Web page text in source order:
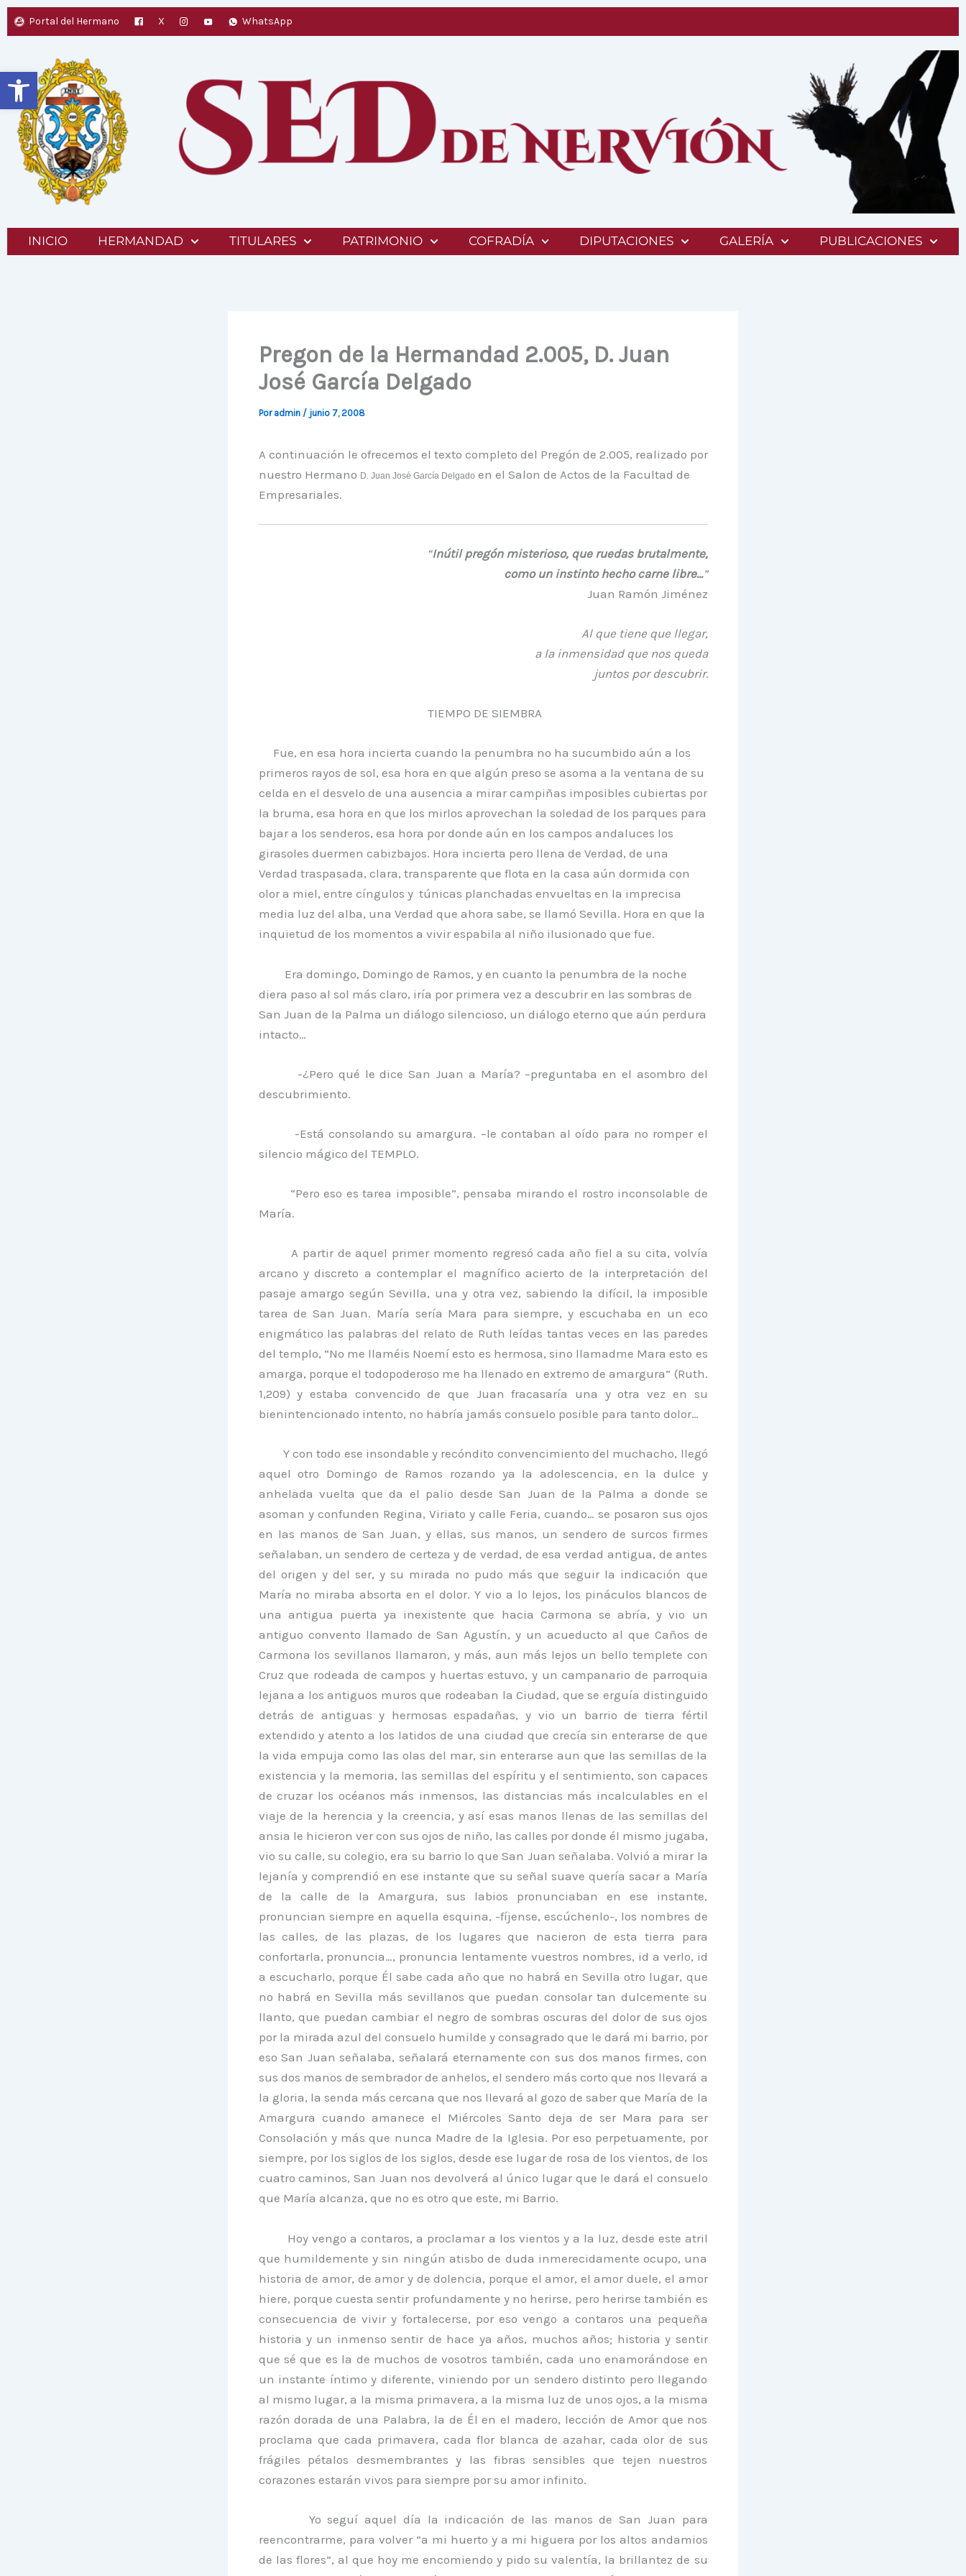
Abrir barra de herramientas
Portal del Hermano X WhatsApp
INICIO HERMANDAD TITULARES PATRIMONIO COFRADÍA DIPUTACIONES GALERÍA PUBLICACIONES
Pregon de la Hermandad 2.005, D. Juan
José García Delgado
Por admin / junio 7, 2008
A continuación le ofrecemos el texto completo del Pregón de 2.005, realizado por
nuestro Hermano D. Juan José García Delgado en el Salon de Actos de la Facultad de
Empresariales.
“Inútil pregón misterioso, que ruedas brutalmente,
como un instinto hecho carne libre…”
Juan Ramón Jiménez
Al que tiene que llegar,
a la inmensidad que nos queda
juntos por descubrir.
TIEMPO DE SIEMBRA
Fue, en esa hora incierta cuando la penumbra no ha sucumbido aún a los
primeros rayos de sol, esa hora en que algún preso se asoma a la ventana de su
celda en el desvelo de una ausencia a mirar campiñas imposibles cubiertas por
la bruma, esa hora en que los mirlos aprovechan la soledad de los parques para
bajar a los senderos, esa hora por donde aún en los campos andaluces los
girasoles duermen cabizbajos. Hora incierta pero llena de Verdad, de una
Verdad traspasada, clara, transparente que flota en la casa aún dormida con
olor a miel, entre cíngulos y túnicas planchadas envueltas en la imprecisa
media luz del alba, una Verdad que ahora sabe, se llamó Sevilla. Hora en que la
inquietud de los momentos a vivir espabila al niño ilusionado que fue.
Era domingo, Domingo de Ramos, y en cuanto la penumbra de la noche
diera paso al sol más claro, iría por primera vez a descubrir en las sombras de
San Juan de la Palma un diálogo silencioso, un diálogo eterno que aún perdura
intacto…
-¿Pero qué le dice San Juan a María? –preguntaba en el asombro del
descubrimiento.
-Está consolando su amargura. –le contaban al oído para no romper el
silencio mágico del TEMPLO.
“Pero eso es tarea imposible”, pensaba mirando el rostro inconsolable de
María.
A partir de aquel primer momento regresó cada año fiel a su cita, volvía
arcano y discreto a contemplar el magnífico acierto de la interpretación del
pasaje amargo según Sevilla, una y otra vez, sabiendo la difícil, la imposible
tarea de San Juan. María sería Mara para siempre, y escuchaba en un eco
enigmático las palabras del relato de Ruth leídas tantas veces en las paredes
del templo, “No me llaméis Noemí esto es hermosa, sino llamadme Mara esto es
amarga, porque el todopoderoso me ha llenado en extremo de amargura” (Ruth.
1,209) y estaba convencido de que Juan fracasaría una y otra vez en su
bienintencionado intento, no habría jamás consuelo posible para tanto dolor…
Y con todo ese insondable y recóndito convencimiento del muchacho, llegó
aquel otro Domingo de Ramos rozando ya la adolescencia, en la dulce y
anhelada vuelta que da el palio desde San Juan de la Palma a donde se
asoman y confunden Regina, Viriato y calle Feria, cuando… se posaron sus ojos
en las manos de San Juan, y ellas, sus manos, un sendero de surcos firmes
señalaban, un sendero de certeza y de verdad, de esa verdad antigua, de antes
del origen y del ser, y su mirada no pudo más que seguir la indicación que
María no miraba absorta en el dolor. Y vio a lo lejos, los pináculos blancos de
una antigua puerta ya inexistente que hacia Carmona se abría, y vio un
antiguo convento llamado de San Agustín, y un acueducto al que Caños de
Carmona los sevillanos llamaron, y más, aun más lejos un bello templete con
Cruz que rodeada de campos y huertas estuvo, y un campanario de parroquia
lejana a los antiguos muros que rodeaban la Ciudad, que se erguía distinguido
detrás de antiguas y hermosas espadañas, y vio un barrio de tierra fértil
extendido y atento a los latidos de una ciudad que crecía sin enterarse de que
la vida empuja como las olas del mar, sin enterarse aun que las semillas de la
existencia y la memoria, las semillas del espíritu y el sentimiento, son capaces
de cruzar los océanos más inmensos, las distancias más incalculables en el
viaje de la herencia y la creencia, y así esas manos llenas de las semillas del
ansia le hicieron ver con sus ojos de niño, las calles por donde él mismo jugaba,
vio su calle, su colegio, era su barrio lo que San Juan señalaba. Volvió a mirar la
lejanía y comprendió en ese instante que su señal suave quería sacar a María
de la calle de la Amargura, sus labios pronunciaban en ese instante,
pronuncian siempre en aquella esquina, -fíjense, escúchenlo-, los nombres de
las calles, de las plazas, de los lugares que nacieron de esta tierra para
confortarla, pronuncia…, pronuncia lentamente vuestros nombres, id a verlo, id
a escucharlo, porque Él sabe cada año que no habrá en Sevilla otro lugar, que
no habrá en Sevilla más sevillanos que puedan consolar tan dulcemente su
llanto, que puedan cambiar el negro de sombras oscuras del dolor de sus ojos
por la mirada azul del consuelo humilde y consagrado que le dará mi barrio, por
eso San Juan señalaba, señalará eternamente con sus dos manos firmes, con
sus dos manos de sembrador de anhelos, el sendero más corto que nos llevará a
la gloria, la senda más cercana que nos llevará al gozo de saber que María de la
Amargura cuando amanece el Miércoles Santo deja de ser Mara para ser
Consolación y más que nunca Madre de la Iglesia. Por eso perpetuamente, por
siempre, por los siglos de los siglos, desde ese lugar de rosa de los vientos, de los
cuatro caminos, San Juan nos devolverá al único lugar que le dará el consuelo
que María alcanza, que no es otro que este, mi Barrio.
Hoy vengo a contaros, a proclamar a los vientos y a la luz, desde este atril
que humildemente y sin ningún atisbo de duda inmerecidamente ocupo, una
historia de amor, de amor y de dolencia, porque el amor, el amor duele, el amor
hiere, porque cuesta sentir profundamente y no herirse, pero herirse también es
consecuencia de vivir y fortalecerse, por eso vengo a contaros una pequeña
historia y un inmenso sentir de hace ya años, muchos años; historia y sentir
que sé que es la de muchos de vosotros también, cada uno enamorándose en
un instante íntimo y diferente, viniendo por un sendero distinto pero llegando
al mismo lugar, a la misma primavera, a la misma luz de unos ojos, a la misma
razón dorada de una Palabra, la de Él en el madero, lección de Amor que nos
proclama que cada primavera, cada flor blanca de azahar, cada olor de sus
frágiles pétalos desmembrantes y las fibras sensibles que tejen nuestros
corazones estarán vivos para siempre por su amor infinito.
Yo seguí aquel día la indicación de las manos de San Juan para
reencontrarme, para volver “a mi huerto y a mi higuera por los altos andamios
de las flores”, al que hoy me encomiendo y pido su valentía, la brillantez de su